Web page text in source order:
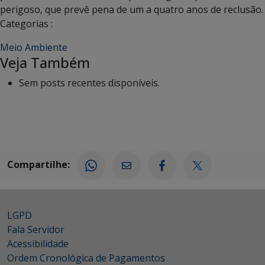
perigoso, que prevê pena de um a quatro anos de reclusão.
Categorias :
Meio Ambiente
Veja Também
Sem posts recentes disponíveis.
Compartilhe:
LGPD
Fala Servidor
Acessibilidade
Ordem Cronológica de Pagamentos